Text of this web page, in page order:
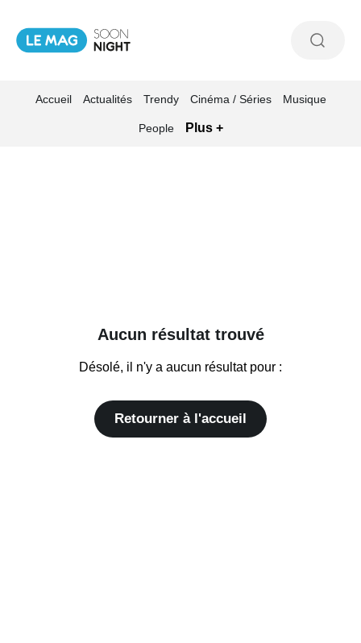
Accueil Actualités Trendy Cinéma / Séries Musique
People Plus +
Aucun résultat trouvé
Désolé, il n'y a aucun résultat pour :
Retourner à l'accueil